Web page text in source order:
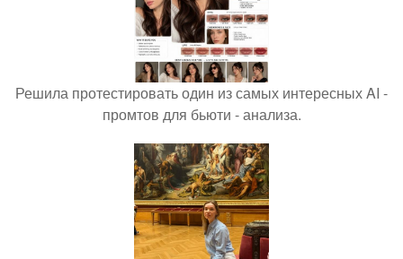
Решила протестировать один из самых интересных AI -
промтов для бьюти - анализа.